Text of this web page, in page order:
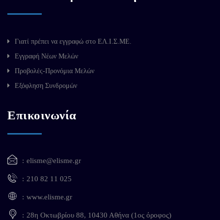
Γιατί πρέπει να εγγραφώ στο ΕΛ.Ι.Σ.ΜΕ.
Εγγραφή Νέων Μελών
Προβολές-Προνόμια Μελών
Εξόφληση Συνδρομών
Επικοινωνία
elisme@elisme.gr
210 82 11 025
www.elisme.gr
28η Οκτωβρίου 88, 10430 Αθήνα (1ος όροφος)